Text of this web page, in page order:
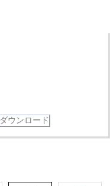
ダウンロード